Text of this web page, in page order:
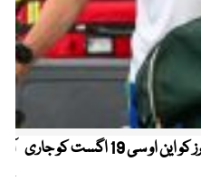
کیریبین پریمیئر لیگ ، قومی کرکٹرز کو این او سی 19 اگست کو جاری